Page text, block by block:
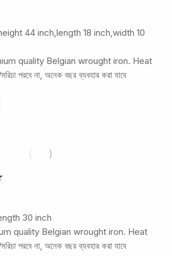
44 inch,length 18 inch,width 10
quality Belgian wrought iron. Heat
পরবে না, অনেক বছর ব্যবহার করা যাবে
30 inch
quality Belgian wrought iron. Heat
পরবে না, অনেক বছর ব্যবহার করা যাবে